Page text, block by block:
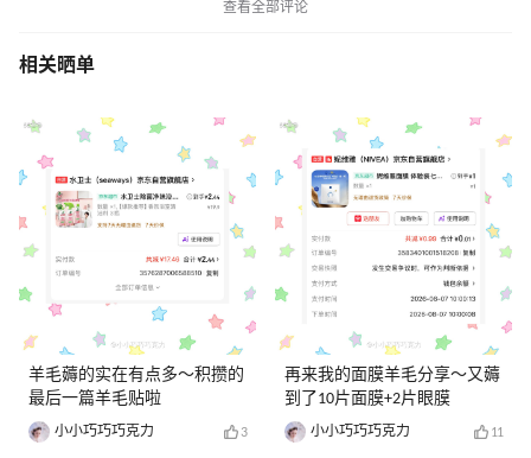
查看全部评论
相关晒单
羊毛薅的实在有点多～积攒的
最后一篇羊毛贴啦
小小巧巧巧克力 3
再来我的面膜羊毛分享～又薅
到了10片面膜+2片眼膜
小小巧巧巧克力 11